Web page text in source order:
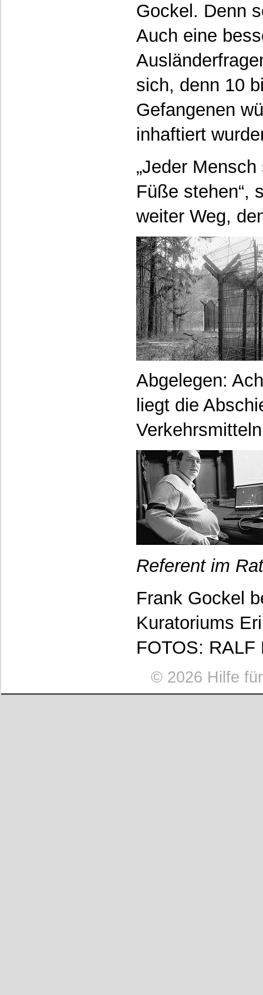
Gockel. Denn
Auch eine
sich, denn 10
Gefangenen
inhaftiert
„Jeder
Füße stehen“,
weiter Weg,
Abgelegen:
liegt die
Referent im
Frank Gockel
Kuratoriums
FOTOS: RALF
© 2026 Hilfe